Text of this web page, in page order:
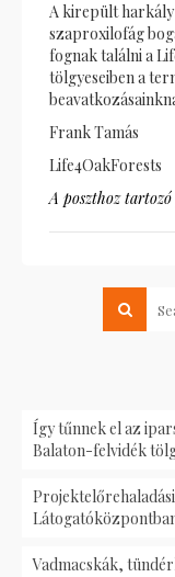
A kirepült harkály
szaproxilofág
fognak találni a
tölgyeseiben a
Frank Tamás
Life4OakForests
A poszthoz
Így tűnnek el az
Balaton-felvidék
Vadmacskák,